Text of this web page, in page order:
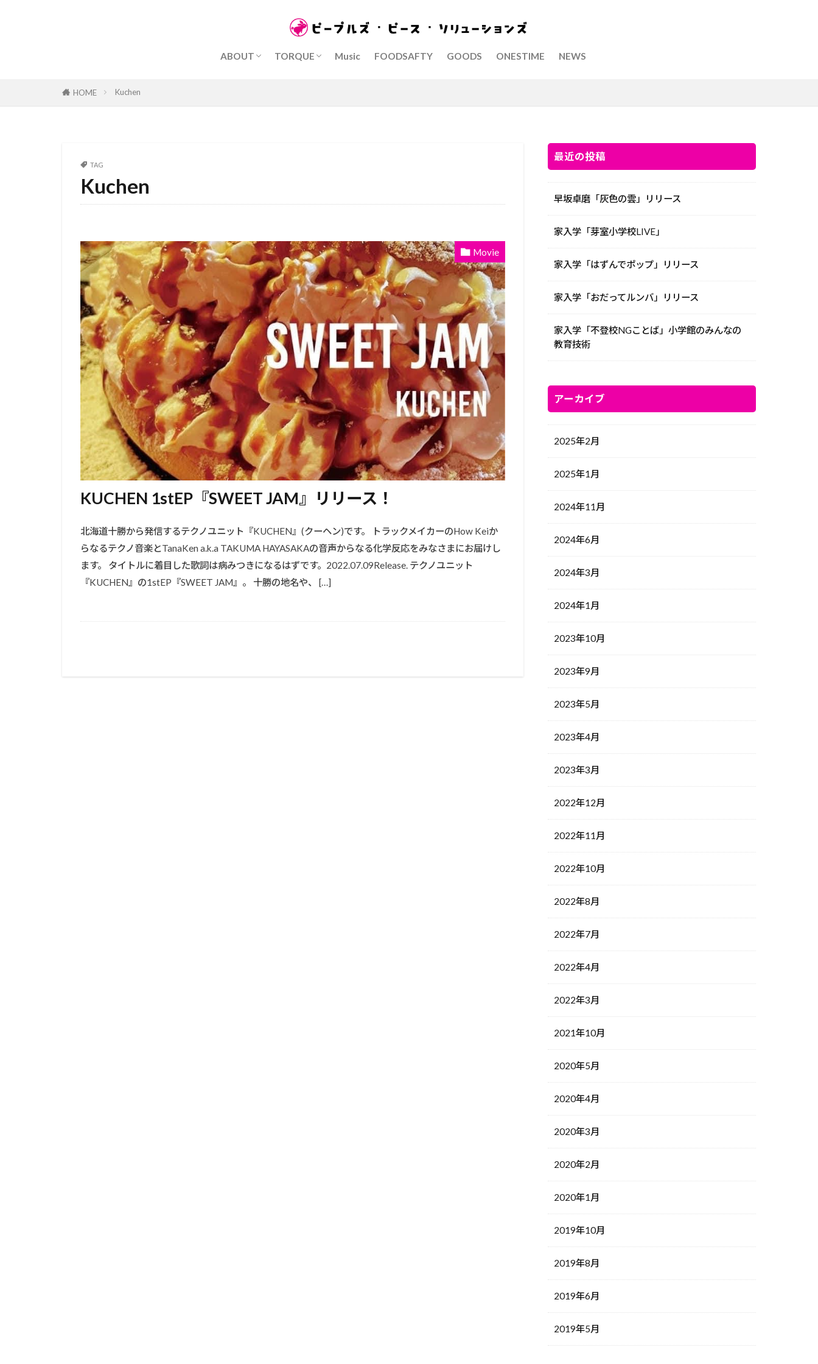
ABOUT TORQUE Music FOODSAFTY GOODS ONESTIME NEWS
HOME Kuchen
TAG
Kuchen
Movie
KUCHEN 1stEP『SWEET JAM』リリース！
北海道十勝から発信するテクノユニット『KUCHEN』(クーヘン)です。 トラックメイカーのHow Keiか
らなるテクノ音楽とTanaKen a.k.a TAKUMA HAYASAKAの音声からなる化学反応をみなさまにお届けし
ます。 タイトルに着目した歌詞は病みつきになるはずです。2022.07.09Release. テクノユニット
『KUCHEN』の1stEP『SWEET JAM』。 十勝の地名や、 […]
最近の投稿
早坂卓磨「灰色の雲」リリース
家入学「芽室小学校LIVE」
家入学「はずんでポップ」リリース
家入学「おだってルンバ」リリース
家入学「不登校NGことば」小学館のみんなの
教育技術
アーカイブ
2025年2月
2025年1月
2024年11月
2024年6月
2024年3月
2024年1月
2023年10月
2023年9月
2023年5月
2023年4月
2023年3月
2022年12月
2022年11月
2022年10月
2022年8月
2022年7月
2022年4月
2022年3月
2021年10月
2020年5月
2020年4月
2020年3月
2020年2月
2020年1月
2019年10月
2019年8月
2019年6月
2019年5月